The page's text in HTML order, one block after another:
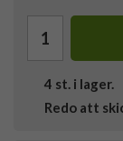
4 st. i lager.
Redo att